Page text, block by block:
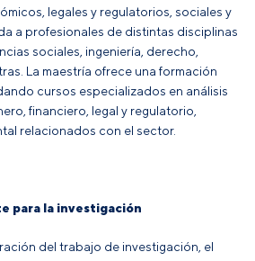
legales y regulatorios, sociales y
a profesionales de distintas disciplinas
sociales, ingeniería, derecho,
La maestría ofrece una formación
cursos especializados en análisis
financiero, legal y regulatorio,
relacionados con el sector.
para la investigación
del trabajo de investigación, el